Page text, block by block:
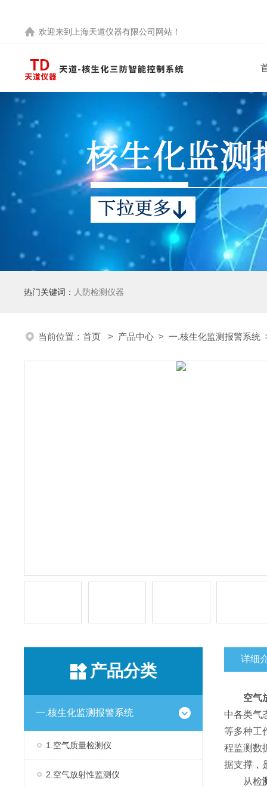
欢迎来到 上海天道仪器有限公司 网站！
热门关键词： 人防检测仪器
当前位置： 首页 > 产品中心 > 一.核生化监测报警系统
产品分类
一.核生化监测报警系统
1.空气质量检测仪
2.空气放射性监测仪
详细
空气
中各类气
等多种工
程监测数
据支撑，
从检